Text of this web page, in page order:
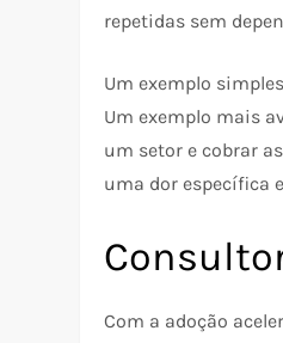
repetidas sem
Um exemplo
Um exemplo mais
um setor e cobrar
uma dor específica
Com a adoção